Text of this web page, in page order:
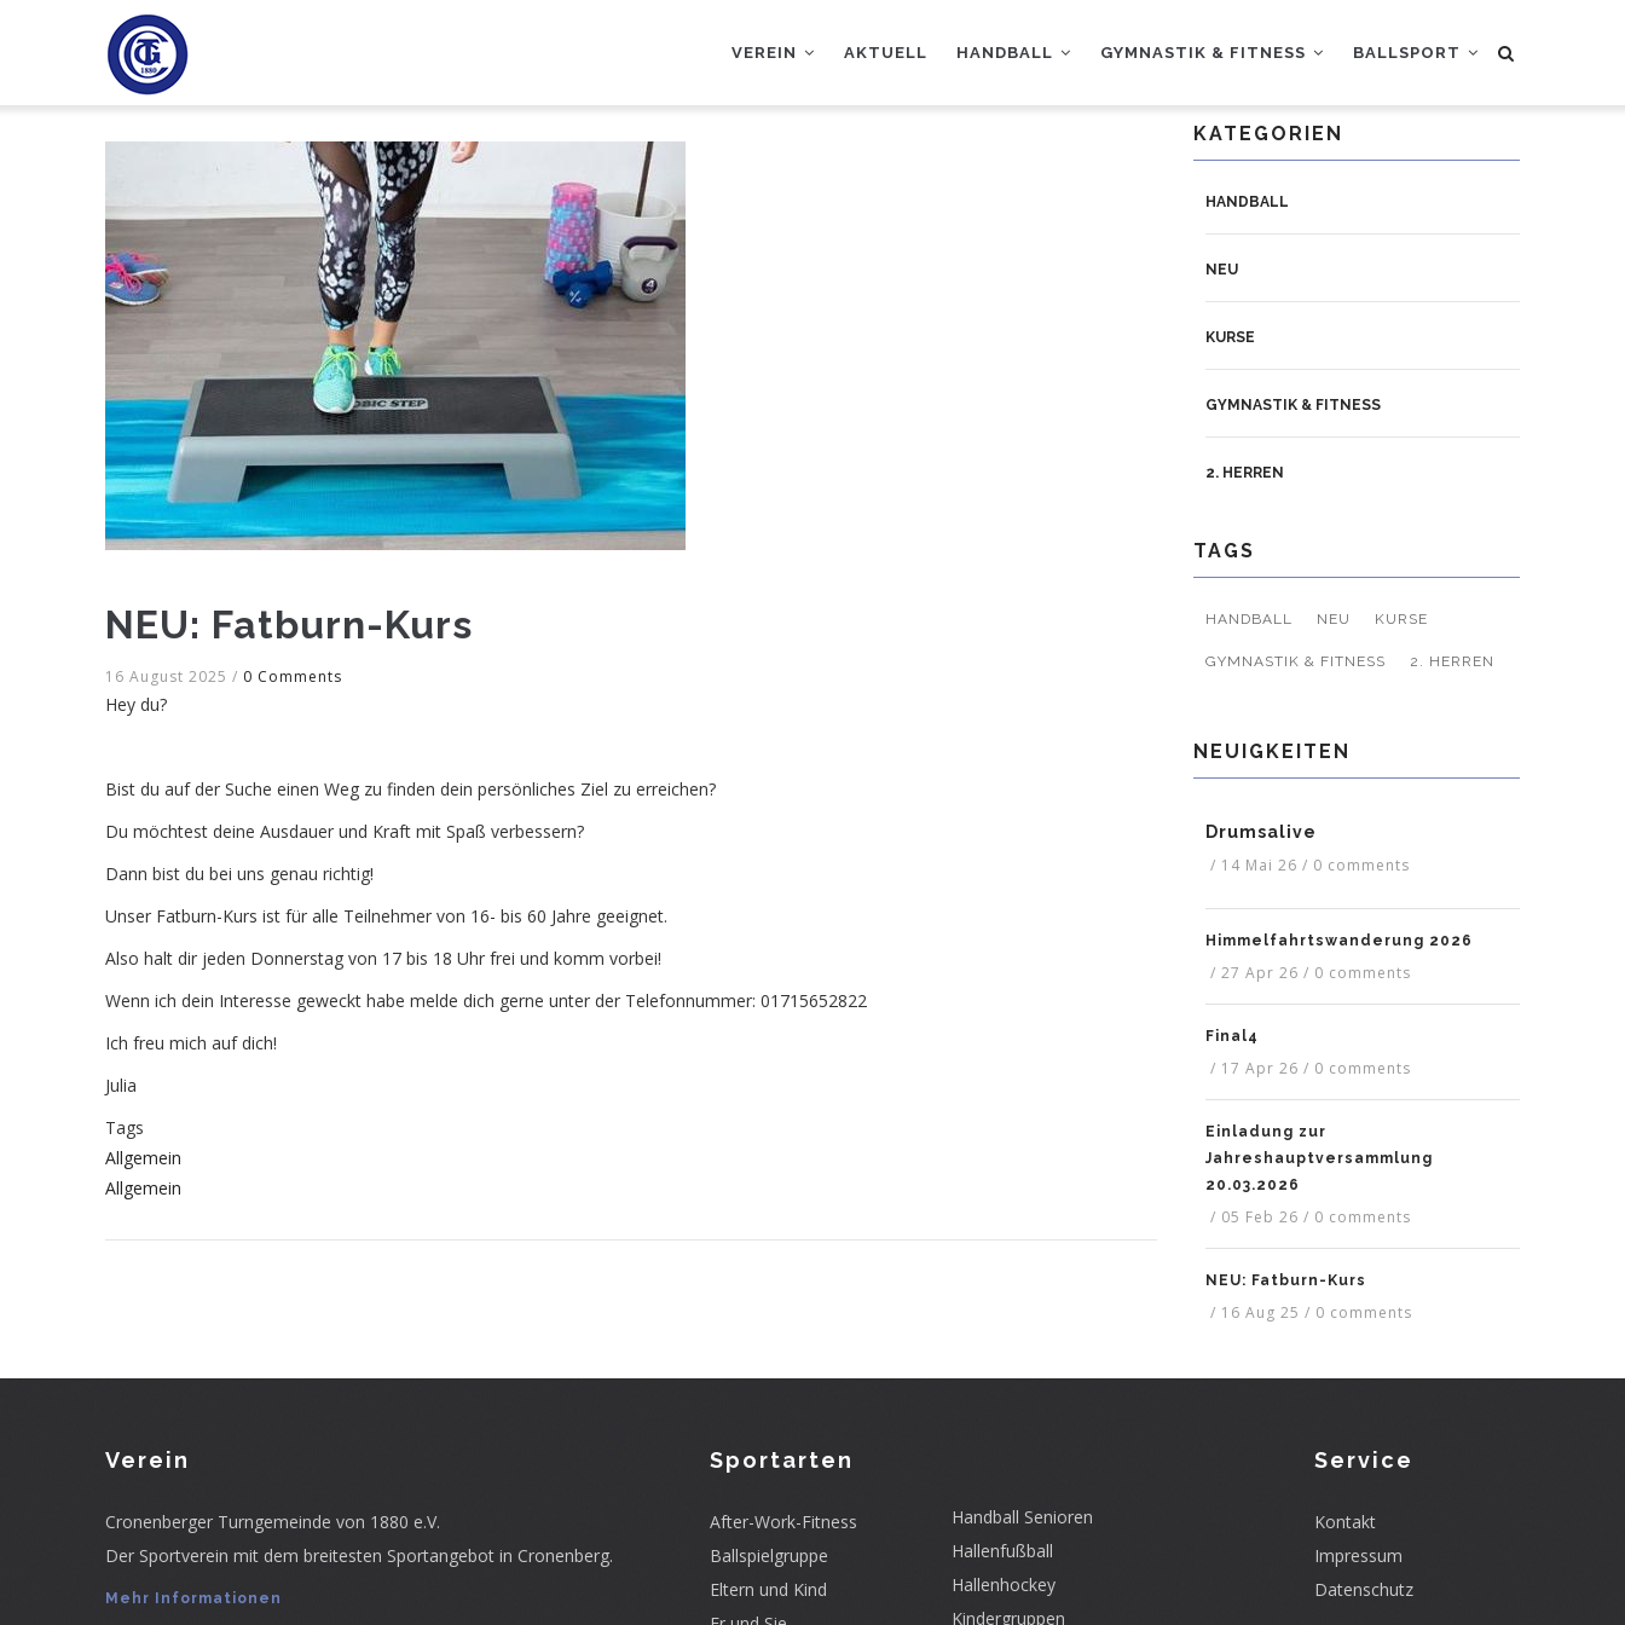
VEREIN AKTUELL HANDBALL GYMNASTIK & FITNESS BALLSPORT
NEU: Fatburn-Kurs
16 August 2025 / 0 Comments
Hey du?
Bist du auf der Suche einen Weg zu finden dein persönliches Ziel zu erreichen?
Du möchtest deine Ausdauer und Kraft mit Spaß verbessern?
Dann bist du bei uns genau richtig!
Unser Fatburn-Kurs ist für alle Teilnehmer von 16- bis 60 Jahre geeignet.
Also halt dir jeden Donnerstag von 17 bis 18 Uhr frei und komm vorbei!
Wenn ich dein Interesse geweckt habe melde dich gerne unter der Telefonnummer: 01715652822
Ich freu mich auf dich!
Julia
Tags
Allgemein
Allgemein
KATEGORIEN
HANDBALL
NEU
KURSE
GYMNASTIK & FITNESS
2. HERREN
TAGS
HANDBALL NEU KURSE
GYMNASTIK & FITNESS 2. HERREN
NEUIGKEITEN
Drumsalive
/ 14 Mai 26 / 0 comments
Himmelfahrtswanderung 2026
/ 27 Apr 26 / 0 comments
Final4
/ 17 Apr 26 / 0 comments
Einladung zur
Jahreshauptversammlung
20.03.2026
/ 05 Feb 26 / 0 comments
NEU: Fatburn-Kurs
/ 16 Aug 25 / 0 comments
Verein
Cronenberger Turngemeinde von 1880 e.V.
Der Sportverein mit dem breitesten Sportangebot in Cronenberg.
Mehr Informationen
Sportarten
After-Work-Fitness
Ballspielgruppe
Eltern und Kind
Handball Senioren
Hallenfußball
Hallenhockey
Kindergruppen
Service
Kontakt
Impressum
Datenschutz